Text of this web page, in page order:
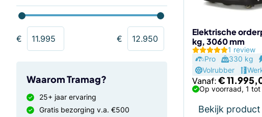
€ €
Waarom Tramag?
25+ jaar ervaring
Gratis bezorging v.a. €500
Elektrische
kg, 3060 mm
1 review
Pro
330 kg
Volrubber
Vanaf:€
Op voorraad, 1
Bekijk product
worden
de
productpagina